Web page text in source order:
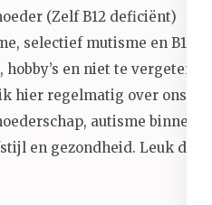
(Zelf B12 deficiënt)
selectief mutisme en B12
en niet te vergeten
hier regelmatig over ons
autisme binnen
en gezondheid. Leuk dat